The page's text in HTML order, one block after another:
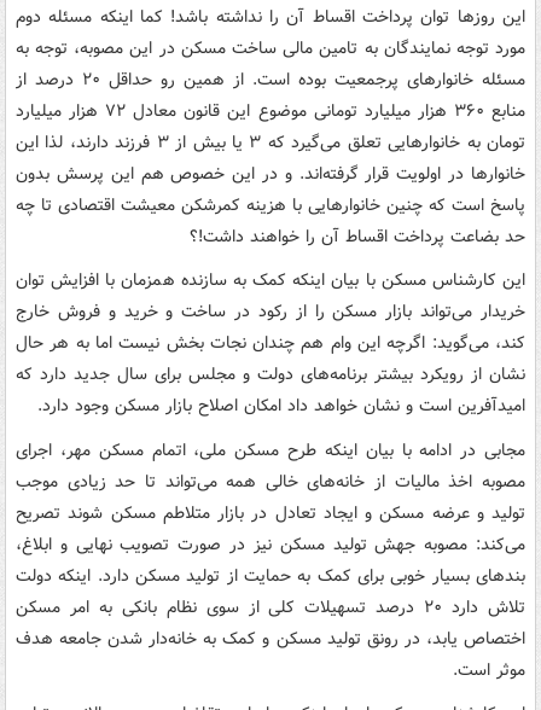
این روزها توان پرداخت اقساط آن را نداشته باشد! کما اینکه مسئله دوم
مورد توجه نمایندگان به تامین مالی ساخت مسکن در این مصوبه، توجه به
مسئله خانوارهای پرجمعیت بوده است. از همین رو حداقل ۲۰ درصد از
منابع ۳۶۰ هزار میلیارد تومانی موضوع این قانون معادل ۷۲ هزار میلیارد
تومان به خانوارهایی تعلق می‌گیرد که ۳ یا بیش از ۳ فرزند دارند، لذا این
خانوارها در اولویت قرار گرفته‌اند. و در این خصوص هم این پرسش بدون
پاسخ است که چنین خانوارهایی با هزینه کمرشکن معیشت اقتصادی تا چه
حد بضاعت پرداخت اقساط آن را خواهند داشت!؟
این کارشناس مسکن با بیان اینکه کمک به سازنده همزمان با افزایش توان
خریدار می‌تواند بازار مسکن را از رکود در ساخت و خرید و فروش خارج
کند، می‌گوید: اگرچه این وام هم چندان نجات بخش نیست اما به هر حال
نشان از رویکرد بیشتر برنامه‌های دولت و مجلس برای سال جدید دارد که
امیدآفرین است و نشان خواهد داد امکان اصلاح بازار مسکن وجود دارد.
مجابی در ادامه با بیان اینکه طرح مسکن ملی، اتمام مسکن مهر، اجرای
مصوبه اخذ مالیات از خانه‌های خالی همه می‌تواند تا حد زیادی موجب
تولید و عرضه مسکن و ایجاد تعادل در بازار متلاطم مسکن شوند تصریح
می‌کند: مصوبه جهش تولید مسکن نیز در صورت تصویب نهایی و ابلاغ،
بندهای بسیار خوبی برای کمک به حمایت از تولید مسکن دارد. اینکه دولت
تلاش دارد ۲۰ درصد تسهیلات کلی از سوی نظام بانکی به امر مسکن
اختصاص یابد، در رونق تولید مسکن و کمک به خانه‌دار شدن جامعه هدف
موثر است.